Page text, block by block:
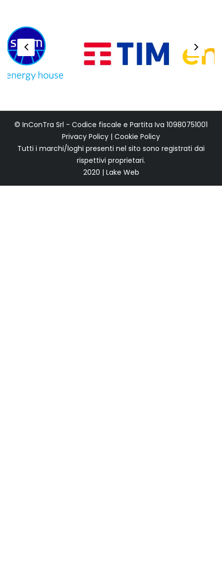
© InConTra Srl - Codice fiscale e Partita Iva 10980751001
Privacy Policy | Cookie Policy
Tutti i marchi/loghi presenti nel sito sono registrati dai
rispettivi proprietari.
2020 | Lake Web